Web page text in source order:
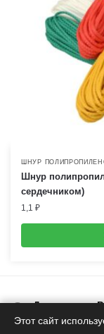
ШНУР
Шнур
сердечником)
1,1 ₽
Доставка по
Белоруское
Этот сайт